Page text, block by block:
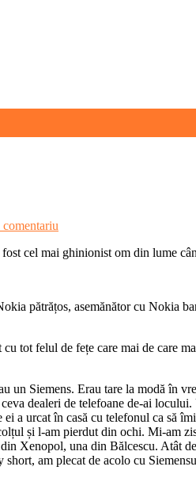
cel mai ghinionist om din lume
pătrățos, asemănător cu Nokia
tot felul de fețe care mai de care
un Siemens. Erau tare la modă în
dealeri de telefoane de-ai
a urcat în casă cu telefonul ca să
și l-am pierdut din ochi. Mi-am
Xenopol, una din Bălcescu. Atât
am plecat de acolo cu